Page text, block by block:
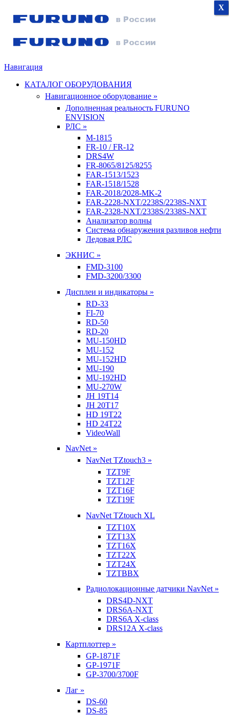
Навигация
КАТАЛОГ ОБОРУДОВАНИЯ
Навигационное оборудование »
Дополненная реальность FURUNO
ENVISION
РЛС »
M-1815
FR-10 / FR-12
DRS4W
FR-8065/8125/8255
FAR-1513/1523
FAR-1518/1528
FAR-2018/2028-MK-2
FAR-2228-NXT/2238S/2238S-NXT
FAR-2328-NXT/2338S/2338S-NXT
Анализатор волны
Система обнаружения разливов нефти
Ледовая РЛС
ЭКНИС »
FMD-3100
FMD-3200/3300
Дисплеи и индикаторы »
RD-33
FI-70
RD-50
RD-20
MU-150HD
MU-152
MU-152HD
MU-190
MU-192HD
MU-270W
JH 19T14
JH 20T17
HD 19T22
HD 24T22
VideoWall
NavNet »
NavNet TZtouch3 »
TZT9F
TZT12F
TZT16F
TZT19F
NavNet TZtouch XL
TZT10X
TZT13X
TZT16X
TZT22X
TZT24X
TZTBBX
Радиолокационные датчики NavNet »
DRS4D-NXT
DRS6A-NXT
DRS6A X-class
DRS12A X-class
Картплоттер »
GP-1871F
GP-1971F
GP-3700/3700F
Лаг »
DS-60
DS-85
X
X
X